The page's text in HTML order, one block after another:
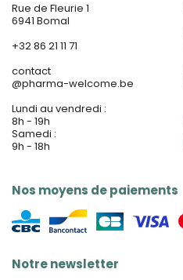
Rue de Fleurie 1
6941 Bomal
+32 86 21 11 71
contact
@pharma-welcome.be
Lundi au vendredi :
8h - 19h
Samedi :
9h - 18h
Nos moyens de paiements
Notre newsletter